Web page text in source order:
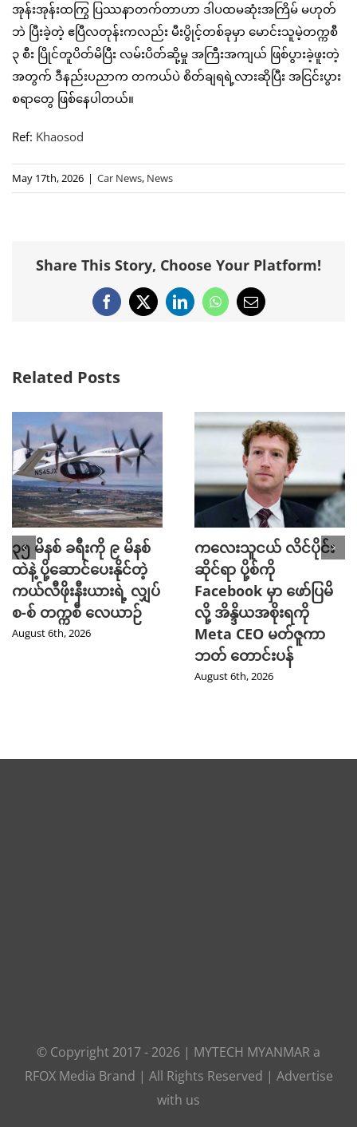
အုန်းအုန်းထကြွ ပြဿနာတက်တာဟာ ဒါပထမဆုံးအကြိမ် မဟုတ်
ဘဲ ပြီးခဲ့တဲ့ ဧပြီလတုန်းကလည်း မီးပွိုင့်တစ်ခုမှာ မောင်းသူမဲ့တက္ကစီ
၃ စီး ပြိုင်တူပိတ်မိပြီး လမ်းပိတ်ဆို့မှု အကြီးအကျယ် ဖြစ်ပွားခဲ့ဖူးတဲ့
အတွက် ဒီနည်းပညာက တကယ်ပဲ စိတ်ချရရဲ့လားဆိုပြီး အငြင်းပွား
စရာတွေ ဖြစ်နေပါတယ်။
Ref: Khaosod
May 17th, 2026 | Car News, News
Share This Story, Choose Your Platform!
Facebook
X LinkedInWhatsApp
Email
Related Posts
၃၅ မိနစ် ခရီးကို ၉ မိနစ်
ထဲနဲ့ ပို့ဆောင်ပေးနိုင်တဲ့
ကယ်လီဖိုးနီးယားရဲ့ လျှပ်
စ-စ် တက္ကစီ လေယာဉ်
August 6th, 2026
ကလေးသူငယ် လိင်ပိုင်း
ဆိုင်ရာ ပို့စ်ကို
Facebook မှာ ဖော်ပြမိ
လို့ အိန္ဒိယအစိုးရကို
Meta CEO မတ်ဇူကာ
ဘတ် တောင်းပန်
August 6th, 2026
© Copyright 2017 - 2026 | MYTECH MYANMAR a
RFOX Media Brand | All Rights Reserved | Advertise
with us